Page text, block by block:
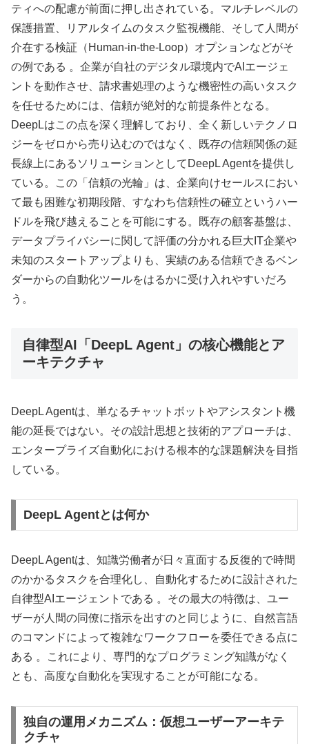
ティへの配慮が前面に押し出されている。マルチレベルの
保護措置、リアルタイムのタスク監視機能、そして人間が
介在する検証（Human-in-the-Loop）オプションなどがそ
の例である 。企業が自社のデジタル環境内でAIエージェ
ントを動作させ、請求書処理のような機密性の高いタスク
を任せるためには、信頼が絶対的な前提条件となる。
DeepLはこの点を深く理解しており、全く新しいテクノロ
ジーをゼロから売り込むのではなく、既存の信頼関係の延
長線上にあるソリューションとしてDeepL Agentを提供し
ている。この「信頼の光輪」は、企業向けセールスにおい
て最も困難な初期段階、すなわち信頼性の確立というハー
ドルを飛び越えることを可能にする。既存の顧客基盤は、
データプライバシーに関して評価の分かれる巨大IT企業や
未知のスタートアップよりも、実績のある信頼できるベン
ダーからの自動化ツールをはるかに受け入れやすいだろ
う。
自律型AI「DeepL Agent」の核心機能とア
ーキテクチャ
DeepL Agentは、単なるチャットボットやアシスタント機
能の延長ではない。その設計思想と技術的アプローチは、
エンタープライズ自動化における根本的な課題解決を目指
している。
DeepL Agentとは何か
DeepL Agentは、知識労働者が日々直面する反復的で時間
のかかるタスクを合理化し、自動化するために設計された
自律型AIエージェントである 。その最大の特徴は、ユー
ザーが人間の同僚に指示を出すのと同じように、自然言語
のコマンドによって複雑なワークフローを委任できる点に
ある 。これにより、専門的なプログラミング知識がなく
とも、高度な自動化を実現することが可能になる。
独自の運用メカニズム：仮想ユーザーアーキテ
クチャ